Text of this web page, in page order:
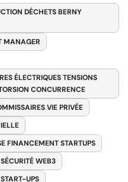
DÉCHETS BERNY
MANAGER
ÉLECTRIQUES TENSIONS
CONCURRENCE
VIE PRIVÉE
FINANCEMENT STARTUPS
WEB3
UPS